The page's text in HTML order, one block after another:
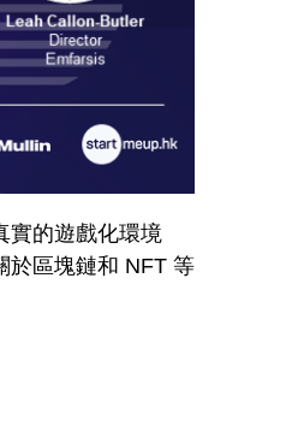
實的遊戲化環境
於區塊鏈和 NFT 等